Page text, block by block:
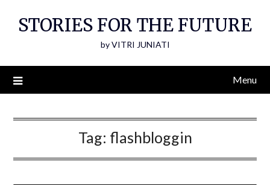
STORIES FOR THE FUTURE
by VITRI JUNIATI
Menu
Tag: flashbloggin